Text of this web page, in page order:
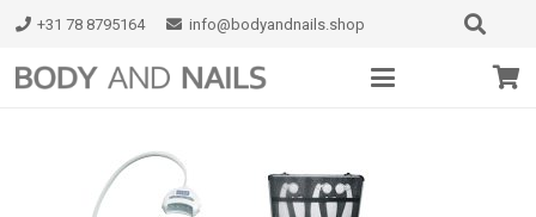
+31 78 8795164 info@bodyandnails.shop